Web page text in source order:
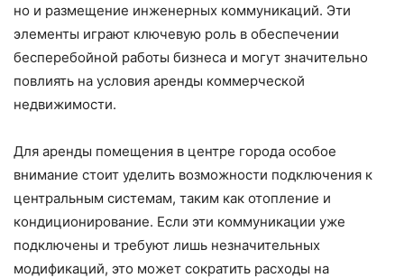
но и размещение инженерных коммуникаций. Эти
элементы играют ключевую роль в обеспечении
бесперебойной работы бизнеса и могут значительно
повлиять на условия аренды коммерческой
недвижимости.
Для аренды помещения в центре города особое
внимание стоит уделить возможности подключения к
центральным системам, таким как отопление и
кондиционирование. Если эти коммуникации уже
подключены и требуют лишь незначительных
модификаций, это может сократить расходы на